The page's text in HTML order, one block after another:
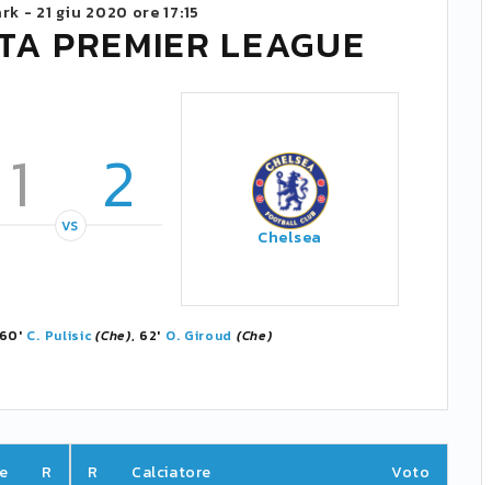
- 21 giu 2020 ore 17:15
PREMIER LEAGUE
1 2
VS Chelsea
C. Pulisic (Che), 62' O. Giroud (Che)
R R Calciatore Voto